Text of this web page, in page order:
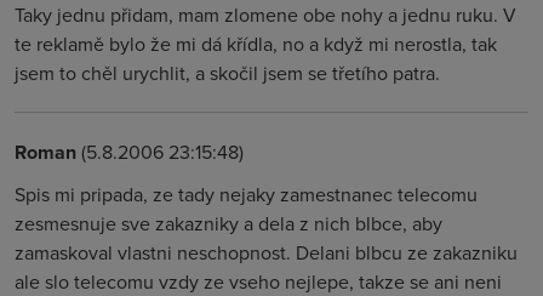
Taky jednu přidam, mam zlomene obe nohy a jednu ruku. V
te reklamě bylo že mi dá křídla, no a když mi nerostla, tak
jsem to chěl urychlit, a skočil jsem se třetího patra.
Roman(5.8.2006 23:15:48)
Spis mi pripada, ze tady nejaky zamestnanec telecomu
zesmesnuje sve zakazniky a dela z nich blbce, aby
zamaskoval vlastni neschopnost. Delani blbcu ze zakazniku
ale slo telecomu vzdy ze vseho nejlepe, takze se ani neni